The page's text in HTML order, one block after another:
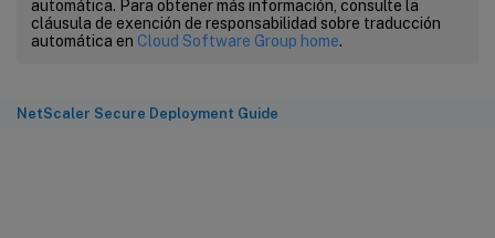
automática. Para obtener más información, consulte la
cláusula de exención de responsabilidad sobre traducción
automática en Cloud Software Group home.
NetScaler Secure Deployment Guide